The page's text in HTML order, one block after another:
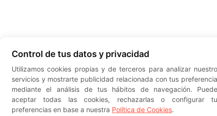
Control de tus datos y privacidad
Utilizamos cookies propias y de terceros para analizar
servicios y mostrarte publicidad relacionada con tus
mediante el análisis de tus hábitos de navegación.
aceptar todas las cookies, rechazarlas o configurar
preferencias en base a nuestra Política de Cookies.